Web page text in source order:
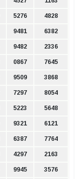
5276 4828
9481 6382
9482 2336
0867 7645
9509 3868
7297 8054
5223 5648
9321 6121
6387 7764
4297 2163
9945 3576